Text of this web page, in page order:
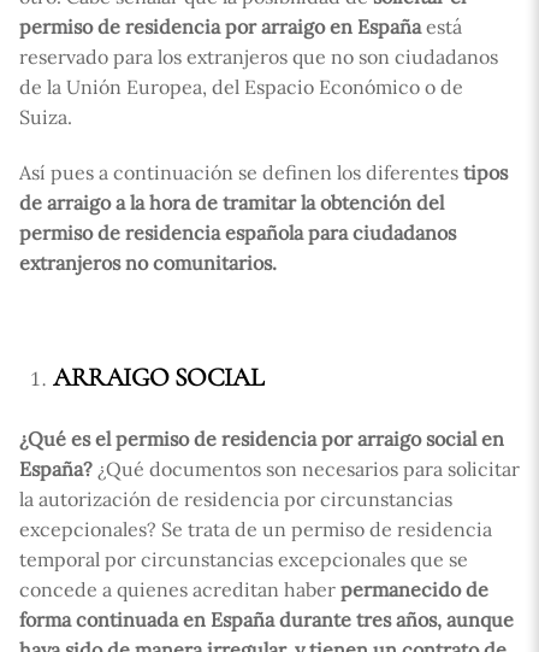
permiso de residencia por arraigo en Españaestá
reservado para los extranjeros que no son ciudadanos
de la Unión Europea, del Espacio Económico o de
Suiza.
Así pues a continuación se definen los diferentes tipos
de arraigo a la hora de tramitar la obtención del
permiso de residencia española para ciudadanos
extranjeros no comunitarios.
ARRAIGO SOCIAL
¿Qué es el permiso de residencia por arraigo social en
España? ¿Qué documentos son necesarios para solicitar
la autorización de residencia por circunstancias
excepcionales? Se trata de un permiso de residencia
temporal por circunstancias excepcionales que se
concede a quienes acreditan haber permanecido de
forma continuada en España durante tres años, aunque